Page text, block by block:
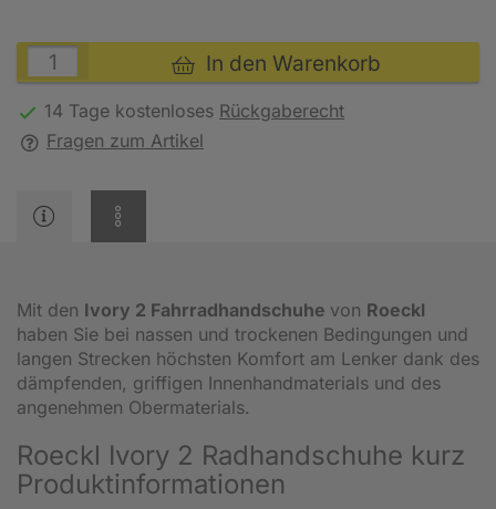
In den Warenkorb
14 Tage kostenloses Rückgaberecht
Fragen zum Artikel
Mit den Ivory 2 Fahrradhandschuhe von Roeckl
haben Sie bei nassen und trockenen Bedingungen und
langen Strecken höchsten Komfort am Lenker dank des
dämpfenden, griffigen Innenhandmaterials und des
angenehmen Obermaterials.
Roeckl Ivory 2 Radhandschuhe kurz
Produktinformationen